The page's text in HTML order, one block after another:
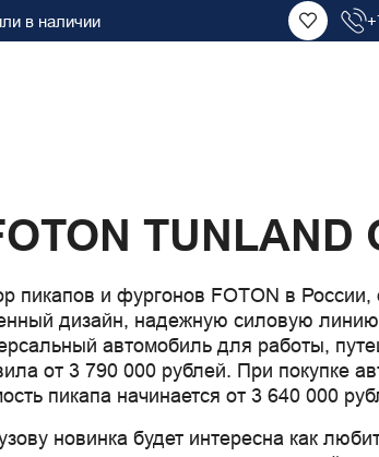
в наличии
TUNLAND
и фургонов FOTON в
дизайн, надежную силовую
автомобиль для работы,
от 3 790 000 рублей. При покупке
пикапа начинается от 3 640 000
новинка будет интересна как